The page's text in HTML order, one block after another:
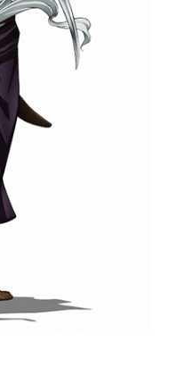
夏アニメ
冬アニメ